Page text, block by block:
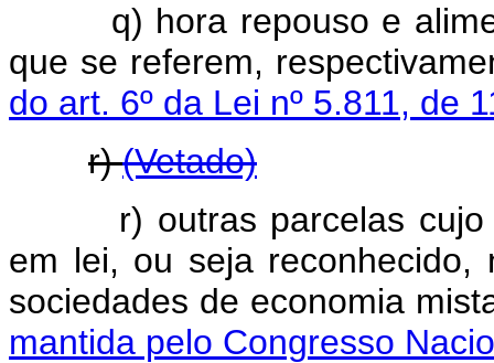
q) hora repouso e
que se referem,
do art. 6º da Lei nº 5.811, de
r)(Vetado)
r) outras parcelas cujo
em lei, ou seja reconhecido,
sociedades de economia
mantida pelo Congresso